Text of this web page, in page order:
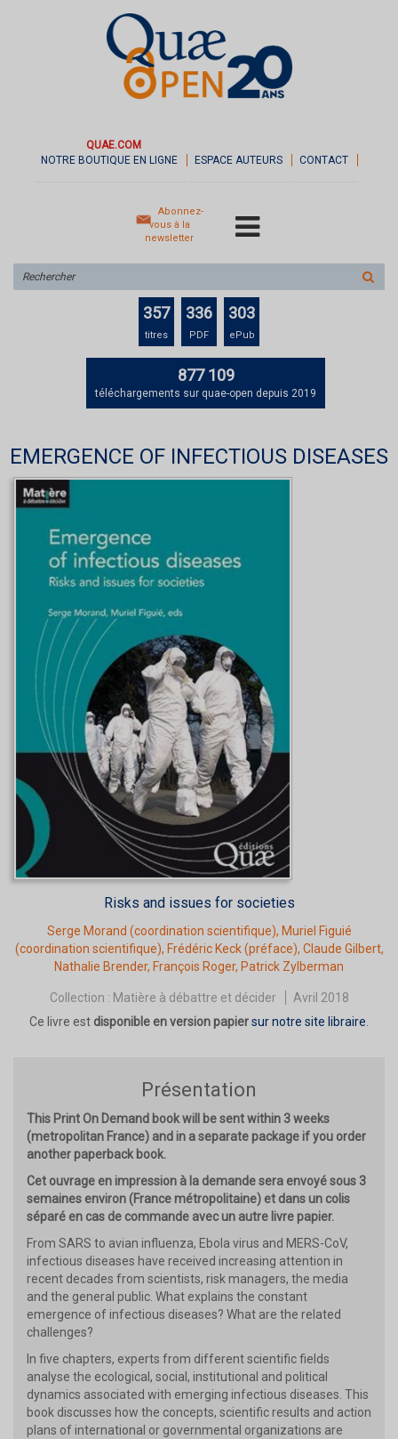
QUAE.COM
NOTRE BOUTIQUE EN LIGNE
ESPACE AUTEURS CONTACT
Abonnez-
vous à la
newsletter
sur
le
357
titres
336
PDF
303
ePub
877 109
téléchargements sur quae-open depuis 2019
EMERGENCE OF INFECTIOUS DISEASES
Risks and issues for societies
Serge Morand (coordination scientifique), Muriel Figuié
(coordination scientifique), Frédéric Keck(préface), Claude Gilbert,
Nathalie Brender, François Roger, Patrick Zylberman
Collection : Matière à débattre et décider
Avril 2018
Ce livre est disponible en version papiersur notre site libraire
Présentation
This Print On Demand book will be sent within 3 weeks
(metropolitan France) and in a separate package if you order
another paperback book.
Cet ouvrage en impression à la demande sera envoyé sous 3
semaines environ (France métropolitaine) et dans un colis
séparé en cas de commande avec un autre livre papier.
From SARS to avian influenza, Ebola virus and MERS-CoV,
infectious diseases have received increasing attention in
recent decades from scientists, risk managers, the media
and the general public. What explains the constant
emergence of infectious diseases? What are the related
challenges?
In five chapters, experts from different scientific fields
analyse the ecological, social, institutional and political
dynamics associated with emerging infectious diseases. This
book discusses how the concepts, scientific results and action
plans of international or governmental organizations are